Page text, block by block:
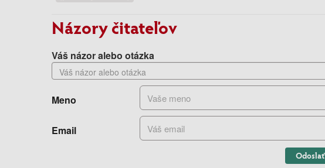
Názory čitateľov
Váš názor alebo otázka
Meno
Email
Odoslať